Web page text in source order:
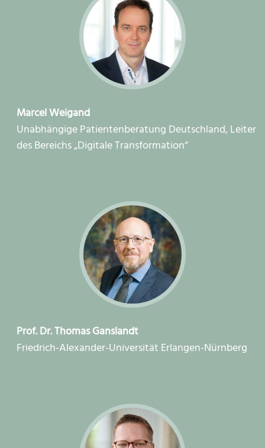
Marcel Weigand
Unabhängige Patientenberatung Deutschland, Leiter
des Bereichs „Digitale Transformation“
Prof. Dr. Thomas Ganslandt
Friedrich-Alexander-Universität Erlangen-Nürnberg